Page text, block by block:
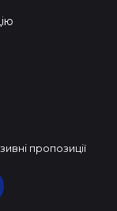
пропозиції